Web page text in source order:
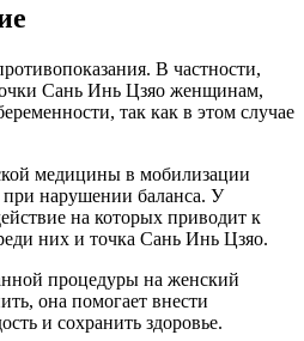
В частности,
Сань Инь Цзяо женщинам,
так как в этом случае
медицины в мобилизации
нарушении баланса. У
на которых приводит к
них и точка Сань Инь Цзяо.
процедуры на женский
она помогает внести
и сохранить здоровье.